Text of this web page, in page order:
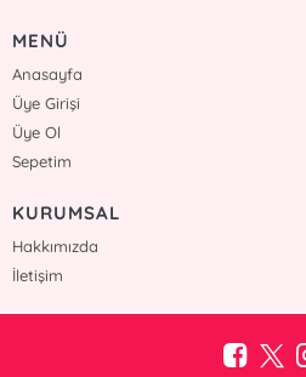
MENÜ
Anasayfa
Üye Girişi
Üye Ol
Sepetim
KURUMSAL
Hakkımızda
İletişim